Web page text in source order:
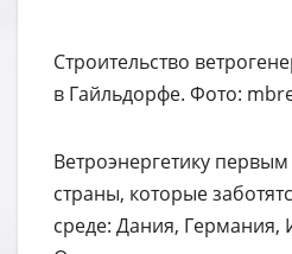
Строительство
в Гайльдорфе. Фото:
Ветроэнергетику
страны, которые
среде: Дания, Германия,